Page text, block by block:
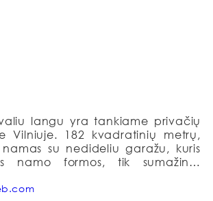
langu yra tankiame privačių
Vilniuje. 182 kvadratinių metrų,
su nedideliu garažu, kuris
namo formos, tik sumažinto